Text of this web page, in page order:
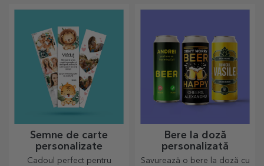
Semne de carte
personalizate
Cadoul perfect pentru
Bere la doză
personalizată
Savurează o bere la doză cu